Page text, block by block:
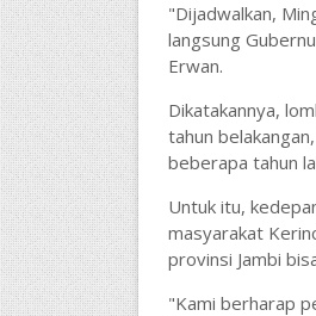
"Dijadwalkan,
langsung
Erwan.
Dikatakannya,
tahun
beberapa tahun
Untuk itu,
masyarakat
provinsi Jambi
"Kami berharap